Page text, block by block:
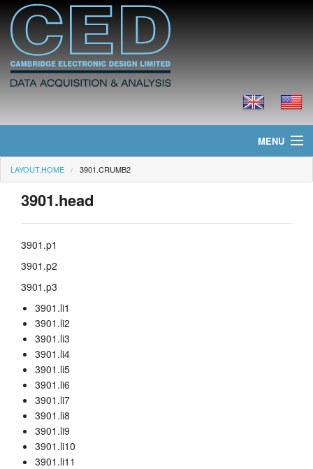
MENU
layout.home
layout.news
layout.prices
layout.tutorials
layout.support
layout.distrib
LAYOUT.HOME 3901.CRUMB2
3901.head
3901.p1
3901.p2
3901.p3
3901.li1
3901.li2
3901.li3
3901.li4
3901.li5
3901.li6
3901.li7
3901.li8
3901.li9
3901.li10
3901.li11